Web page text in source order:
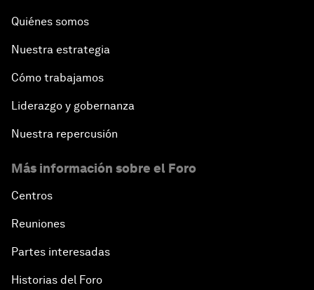
Quiénes somos
Nuestra estrategia
Cómo trabajamos
Liderazgo y gobernanza
Nuestra repercusión
Más información sobre el Foro
Centros
Reuniones
Partes interesadas
Historias del Foro